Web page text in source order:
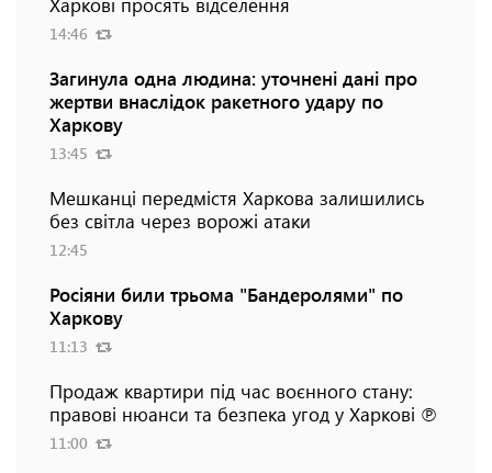
14:46
Загинула одна людина: уточнені дані про
жертви внаслідок ракетного удару по
Харкову
13:45
Мешканці передмістя Харкова залишились
без світла через ворожі атаки
12:45
Росіяни били трьома "Бандеролями" по
Харкову
11:13
Продаж квартири під час воєнного стану:
правові нюанси та безпека угод у Харкові ℗
11:00